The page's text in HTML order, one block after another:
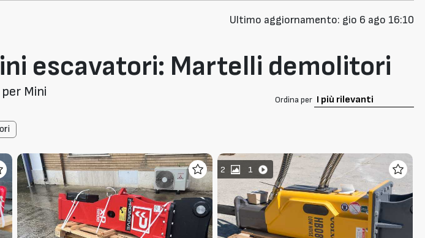
Ultimo aggiornamento: gio 6 ago 16:10
escavatori: Martelli demolitori
Mini
Ordina per
2 1